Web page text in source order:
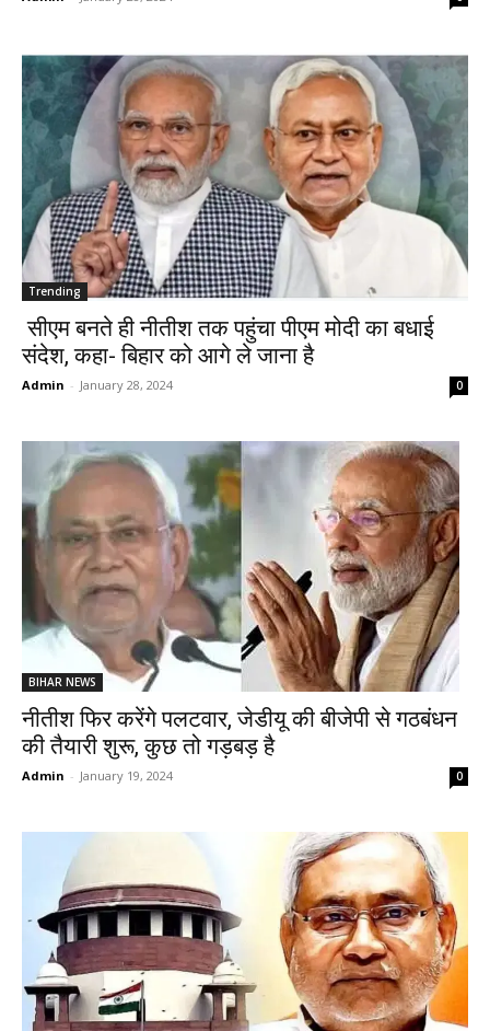
Trending
सीएम बनते ही नीतीश तक पहुंचा पीएम मोदी का बधाई
संदेश, कहा- बिहार को आगे ले जाना है
Admin - January 28, 2024 0
BIHAR NEWS
नीतीश फिर करेंगे पलटवार, जेडीयू की बीजेपी से गठबंधन
की तैयारी शुरू, कुछ तो गड़बड़ है
Admin - January 19, 2024 0